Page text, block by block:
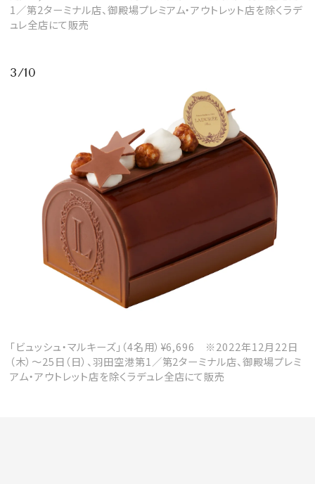
1／第2ターミナル店、御殿場プレミアム・アウトレット店を除くラデ
ュレ全店にて販売
3/10
「ビュッシュ・マルキーズ」（4名用）¥6,696 ※2022年12月22日
（木）～25日（日）、羽田空港第1／第2ターミナル店、御殿場プレミ
アム・アウトレット店を除くラデュレ全店にて販売